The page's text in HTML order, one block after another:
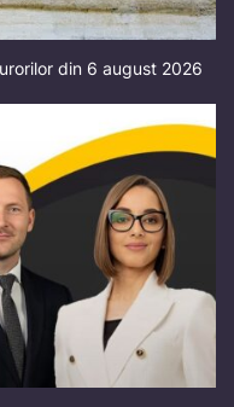
din 6 august 2026